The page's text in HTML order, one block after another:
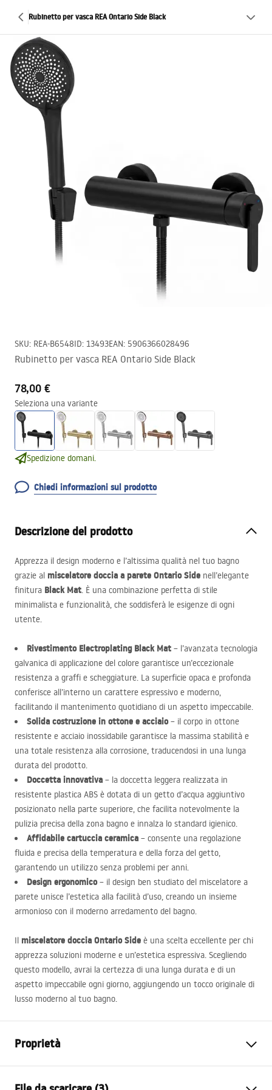
Rubinetto per vasca REA Ontario Side Black
SKU: REA-B6548ID: 13493EAN: 5906366028496
Rubinetto per vasca REA Ontario Side Black
78,00 €
Seleziona una variante
Spedizione domani.
Chiedi informazioni sul prodotto
Descrizione del prodotto
Apprezza il design moderno e l’altissima qualità nel tuo bagno
grazie al miscelatore doccia a parete Ontario Side nell’elegante
finitura Black Mat. È una combinazione perfetta di stile
minimalista e funzionalità, che soddisferà le esigenze di ogni
utente.
Rivestimento Electroplating Black Mat – l’avanzata tecnologia
galvanica di applicazione del colore garantisce un’eccezionale
resistenza a graffi e scheggiature. La superficie opaca e profonda
conferisce all’interno un carattere espressivo e moderno,
facilitando il mantenimento quotidiano di un aspetto impeccabile.
Solida costruzione in ottone e acciaio– il corpo in ottone
resistente e acciaio inossidabile garantisce la massima stabilità e
una totale resistenza alla corrosione, traducendosi in una lunga
durata del prodotto.
Doccetta innovativa – la doccetta leggera realizzata in
resistente plastica ABS è dotata di un getto d’acqua aggiuntivo
posizionato nella parte superiore, che facilita notevolmente la
pulizia precisa della zona bagno e innalza lo standard igienico.
Affidabile cartuccia ceramica – consente una regolazione
fluida e precisa della temperatura e della forza del getto,
garantendo un utilizzo senza problemi per anni.
Design ergonomico– il design ben studiato del miscelatore a
parete unisce l’estetica alla facilità d’uso, creando un insieme
armonioso con il moderno arredamento del bagno.
Il miscelatore doccia Ontario Side è una scelta eccellente per chi
apprezza soluzioni moderne e un’estetica espressiva. Scegliendo
questo modello, avrai la certezza di una lunga durata e di un
aspetto impeccabile ogni giorno, aggiungendo un tocco originale di
lusso moderno al tuo bagno.
Proprietà